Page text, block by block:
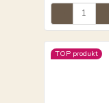
TOP produkt